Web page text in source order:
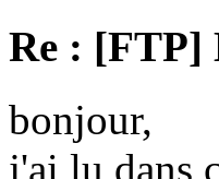
Re : [FTP]
bonjour,
j'ai lu dans